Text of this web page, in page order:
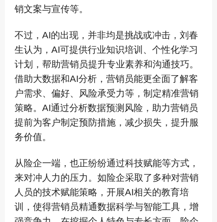
销文案与宣传等。
不过，AI的出现，并非均是挑战或冲击，刘春
生认为，AI可提供行业知识培训、个性化学习
计划，帮助营销员提升专业素养和沟通技巧。
借助大数据和AI分析，营销员能更全面了解客
户需求、偏好、风险承受力等，制定精准营销
策略。AI通过分析数据预测风险，助力营销员
提前为客户制定预防措施，减少损失，提升服
务价值。
从险企一端，也正纷纷通过科技赋能等方式，
来对冲人力的压力。如险企采取了多种对营销
人员的技术赋能策略，开展AI相关的教育培
训，使得营销员精通数据科学与智能工具，增